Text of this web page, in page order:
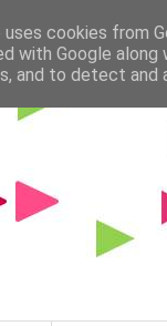
uses cookies from
with Google
and to detect and